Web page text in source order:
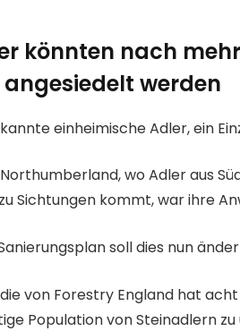
könnten nach
werden
einheimische Adler, ein
wo Adler aus
Sichtungen kommt, war ihre
soll dies nun
von Forestry England hat
Population von Steinadlern